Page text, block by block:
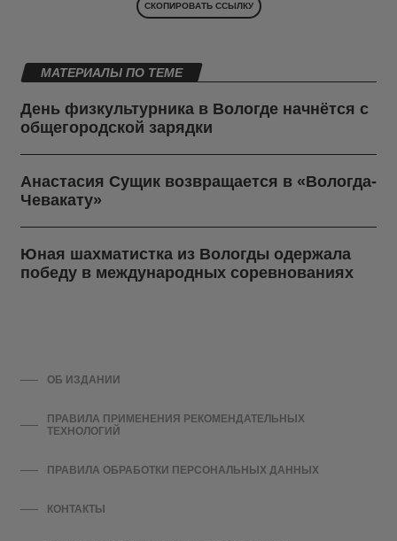
СКОПИРОВАТЬ ССЫЛКУ
МАТЕРИАЛЫ ПО ТЕМЕ
День физкультурника в Вологде начнётся с
общегородской зарядки
Анастасия Сущик возвращается в «Вологда-
Чевакату»
Юная шахматистка из Вологды одержала
победу в международных соревнованиях
ОБ ИЗДАНИИ
ПРАВИЛА ПРИМЕНЕНИЯ РЕКОМЕНДАТЕЛЬНЫХ
ТЕХНОЛОГИЙ
ПРАВИЛА ОБРАБОТКИ ПЕРСОНАЛЬНЫХ ДАННЫХ
КОНТАКТЫ